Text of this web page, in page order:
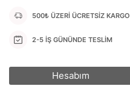
500₺ ÜZERİ ÜCRETSİZ KARGO
2-5 İŞ GÜNÜNDE TESLİM
Hesabım